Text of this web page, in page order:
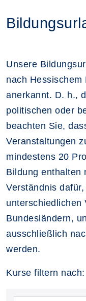
Unsere
nach Hessischem
anerkannt. D. h.,
politischen oder
beachten Sie,
Veranstaltungen
mindestens 20
Bildung enthalten
Verständnis
unterschiedlichen
Bundesländern,
ausschließlich
werden.
Kurse filtern nach: